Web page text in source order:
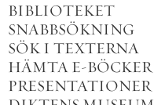
BIBLIOTEKET
SNABBSÖKNING
SÖK I TEXTERNA
HÄMTA E-BÖCKER
PRESENTATIONER